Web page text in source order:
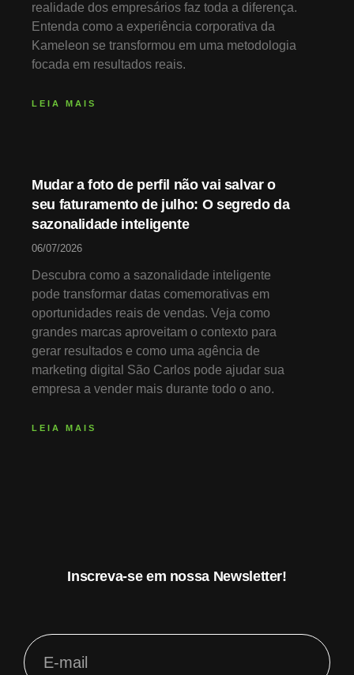
realidade dos empresários faz toda a diferença.
Entenda como a experiência corporativa da
Kameleon se transformou em uma metodologia
focada em resultados reais.
LEIA MAIS
Mudar a foto de perfil não vai salvar o
seu faturamento de julho: O segredo da
sazonalidade inteligente
06/07/2026
Descubra como a sazonalidade inteligente
pode transformar datas comemorativas em
oportunidades reais de vendas. Veja como
grandes marcas aproveitam o contexto para
gerar resultados e como uma agência de
marketing digital São Carlos pode ajudar sua
empresa a vender mais durante todo o ano.
LEIA MAIS
Inscreva-se em nossa Newsletter!